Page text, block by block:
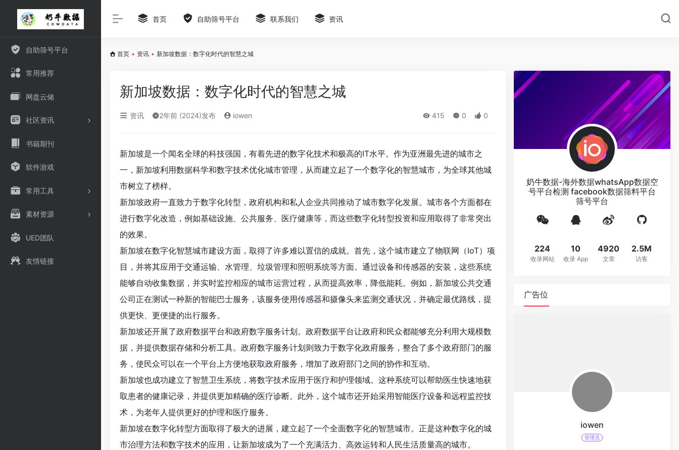
自助筛号平台
常用推荐
网盘云储
社区资讯
书籍期刊
软件游戏
常用工具
素材资源
UED团队
友情链接
首页 自助筛号平台 联系我们 资讯
首页 • 资讯 • 新加坡数据：数字化时代的智慧之城
新加坡数据：数字化时代的智慧之城
资讯 2年前 (2024)发布 iowen 415 0 0
新加坡是一个闻名全球的科技强国，有着先进的数字化技术和极高的IT水平。作为亚洲最先进的城市之
一，新加坡利用数据科学和数字技术优化城市管理，从而建立起了一个数字化的智慧城市，为全球其他城
市树立了榜样。
新加坡政府一直致力于数字化转型，政府机构和私人企业共同推动了城市数字化发展。城市各个方面都在
进行数字化改造，例如基础设施、公共服务、医疗健康等，而这些数字化转型投资和应用取得了非常突出
的效果。
新加坡在数字化智慧城市建设方面，取得了许多难以置信的成就。首先，这个城市建立了物联网（IoT）项
目，并将其应用于交通运输、水管理、垃圾管理和照明系统等方面。通过设备和传感器的安装，这些系统
能够自动收集数据，并实时监控相应的城市运营过程，从而提高效率，降低能耗。例如，新加坡公共交通
公司正在测试一种新的智能巴士服务，该服务使用传感器和摄像头来监测交通状况，并确定最优路线，提
供更快、更便捷的出行服务。
新加坡还开展了政府数据平台和政府数字服务计划。政府数据平台让政府和民众都能够充分利用大规模数
据，并提供数据存储和分析工具。政府数字服务计划则致力于数字化政府服务，整合了多个政府部门的服
务，使民众可以在一个平台上方便地获取政府服务，增加了政府部门之间的协作和互动。
新加坡也成功建立了智慧卫生系统，将数字技术应用于医疗和护理领域。这种系统可以帮助医生快速地获
取患者的健康记录，并提供更加精确的医疗诊断。此外，这个城市还开始采用智能医疗设备和远程监控技
术，为老年人提供更好的护理和医疗服务。
新加坡在数字化转型方面取得了极大的进展，建立起了一个全面数字化的智慧城市。正是这种数字化的城
市治理方法和数字技术的应用，让新加坡成为了一个充满活力、高效运转和人民生活质量高的城市。
奶牛数据-海外数据whatsApp数据空
号平台检测 facebook数据筛料平台
筛号平台
224
收录网站
10
收录 App
4920
文章
2.5M
访客
广告位
iowen
管理员